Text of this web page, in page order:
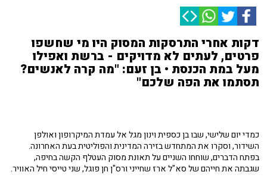
דקות אחרי התרסקות המסוק היו מי שחשפו
פרטים, לעתים לא מדויקים - ברשת ואפילו
מעל במת הכנסת • בן זעם: "מה קרה לאנשים?
תסתמו את הפה שלכם"
כמדי יום שלישי, שבו בן כספית וינון מגל אל עמדת המיקרופון ואולפן
השידור, וסקרו את המתחדש בזירה המדינית והפוליטית בעת האחרונה.
בפתח הדברים, שוחחו השניים על תאונת מסוק העטלף הקשה בחיפה,
שגבתה את חייהם של סא"ל ארז שחייני ורס"ן חן פוגל, שני טייסי חיל האוויר.